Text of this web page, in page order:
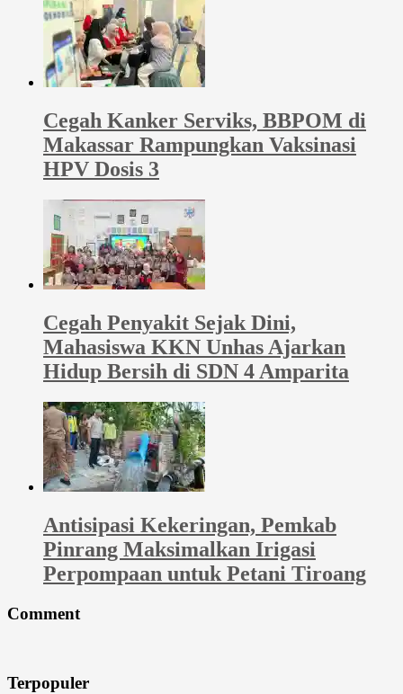
Cegah Kanker Serviks, BBPOM di
Makassar Rampungkan Vaksinasi
HPV Dosis 3
Cegah Penyakit Sejak Dini,
Mahasiswa KKN Unhas Ajarkan
Hidup Bersih di SDN 4 Amparita
Antisipasi Kekeringan, Pemkab
Pinrang Maksimalkan Irigasi
Perpompaan untuk Petani Tiroang
Comment
Terpopuler